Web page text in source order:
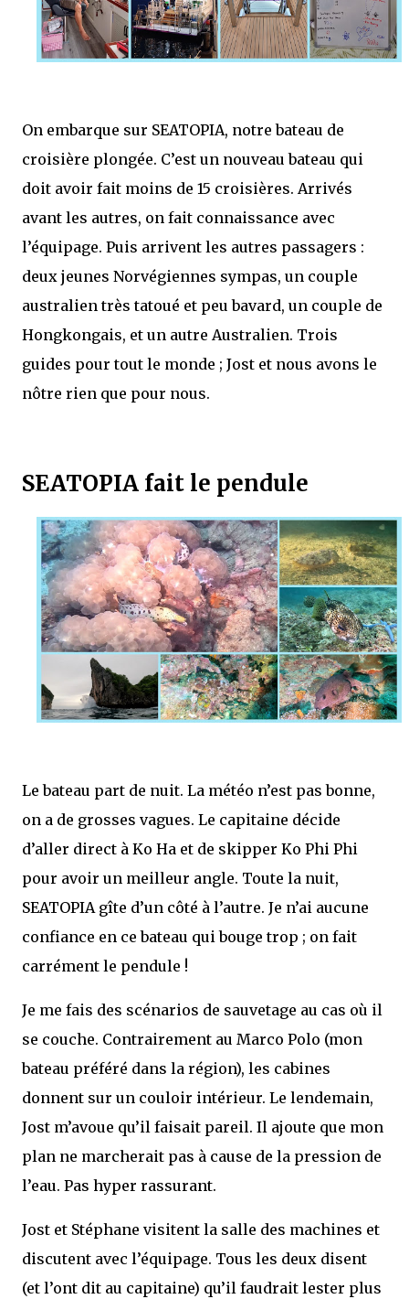
On embarque sur SEATOPIA, notre bateau de
croisière plongée. C’est un nouveau bateau qui
doit avoir fait moins de 15 croisières. Arrivés
avant les autres, on fait connaissance avec
l’équipage. Puis arrivent les autres passagers :
deux jeunes Norvégiennes sympas, un couple
australien très tatoué et peu bavard, un couple de
Hongkongais, et un autre Australien. Trois
guides pour tout le monde ; Jost et nous avons le
nôtre rien que pour nous.
SEATOPIA fait le pendule
Le bateau part de nuit. La météo n’est pas bonne,
on a de grosses vagues. Le capitaine décide
d’aller direct à Ko Ha et de skipper Ko Phi Phi
pour avoir un meilleur angle. Toute la nuit,
SEATOPIA gîte d’un côté à l’autre. Je n’ai aucune
confiance en ce bateau qui bouge trop ; on fait
carrément le pendule !
Je me fais des scénarios de sauvetage au cas où il
se couche. Contrairement au Marco Polo (mon
bateau préféré dans la région), les cabines
donnent sur un couloir intérieur. Le lendemain,
Jost m’avoue qu’il faisait pareil. Il ajoute que mon
plan ne marcherait pas à cause de la pression de
l’eau. Pas hyper rassurant.
Jost et Stéphane visitent la salle des machines et
discutent avec l’équipage. Tous les deux disent
(et l’ont dit au capitaine) qu’il faudrait lester plus